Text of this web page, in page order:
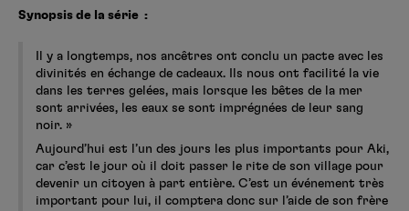
Synopsis de la série :
Il y a longtemps, nos ancêtres ont conclu un pacte avec les
divinités en échange de cadeaux. Ils nous ont facilité la vie
dans les terres gelées, mais lorsque les bêtes de la mer
sont arrivées, les eaux se sont imprégnées de leur sang
noir. »
Aujourd’hui est l’un des jours les plus importants pour Aki,
car c’est le jour où il doit passer le rite de son village pour
devenir un citoyen à part entière. C’est un événement très
important pour lui, il comptera donc sur l’aide de son frère